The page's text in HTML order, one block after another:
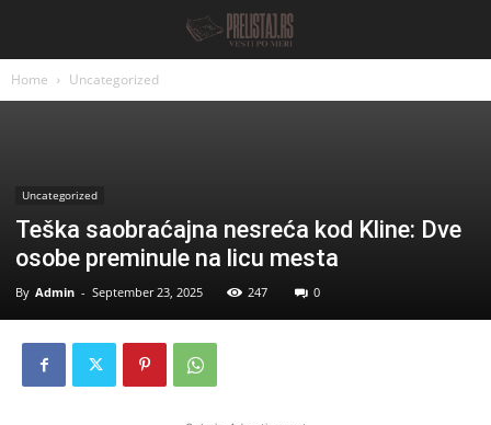
Home Uncategorized
Uncategorized
Teška saobraćajna nesreća kod Kline: Dve
osobe preminule na licu mesta
By Admin - September 23, 2025 247 0